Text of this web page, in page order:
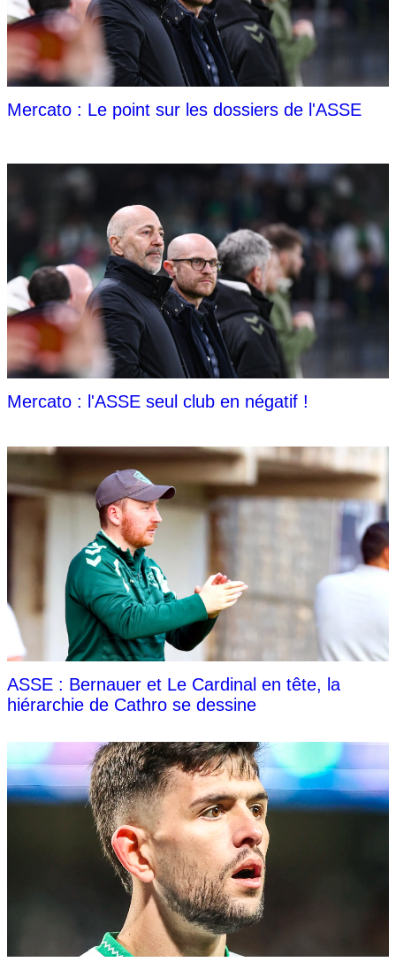
Mercato : Le point sur les dossiers de l'ASSE
Mercato : l'ASSE seul club en négatif !
ASSE : Bernauer et Le Cardinal en tête, la
hiérarchie de Cathro se dessine